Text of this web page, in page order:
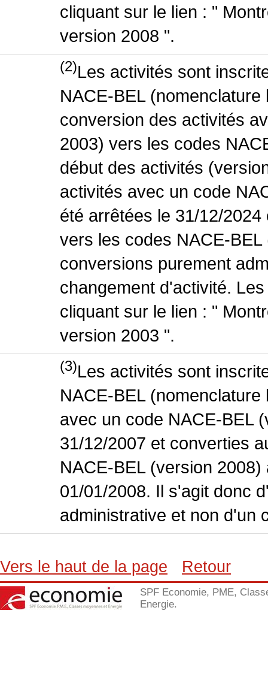
cliquant sur le lien : "
version 2008 ".
(2)Les activités sont
NACE-BEL
conversion des activités
2003) vers les codes
début des activités
activités avec un code
été arrêtées le 31/12/
vers les codes NACE-
conversions purement
changement d'activité.
cliquant sur le lien : "
version 2003 ".
(3)Les activités sont
NACE-BEL
avec un code NACE-BEL
31/12/2007 et converties
NACE-BEL (version
01/01/2008. Il s'agit donc
administrative et non d'un
Vers le haut de la page Retour
SPF Economie, PME,
Energie.